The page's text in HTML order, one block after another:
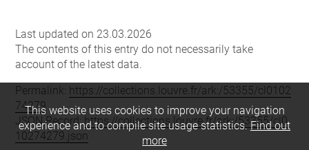
Last updated on 23.03.2026
The contents of this entry do not necessarily take
account of the latest data.
Permalink: https://collections.louvre.fr/ark:/53355/cl0102
74279
JSON Record:https://collections.louvre.fr/ark:/53355/cl0
10274279.json
This website uses cookies to improve your navigation
experience and to compile site usage statistics.Find out
more